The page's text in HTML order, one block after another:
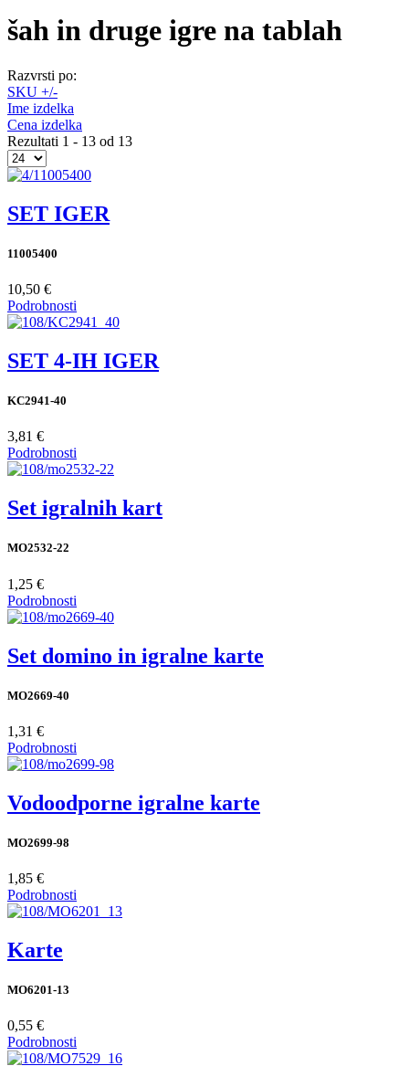
šah in druge igre na tablah
Razvrsti po:
SKU +/-
Ime izdelka
Cena izdelka
Rezultati 1 - 13 od 13
SET IGER
11005400
10,50 €
Podrobnosti
SET 4-IH IGER
KC2941-40
3,81 €
Podrobnosti
Set igralnih kart
MO2532-22
1,25 €
Podrobnosti
Set domino in igralne karte
MO2669-40
1,31 €
Podrobnosti
Vodoodporne igralne karte
MO2699-98
1,85 €
Podrobnosti
Karte
MO6201-13
0,55 €
Podrobnosti